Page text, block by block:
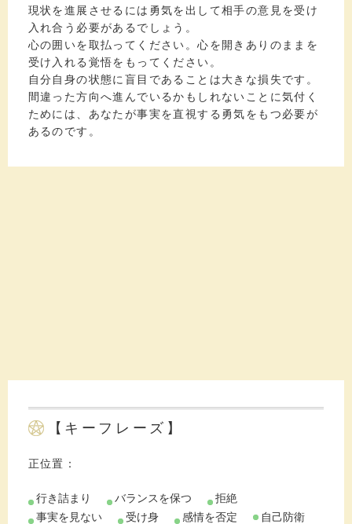
現状を進展させるには勇気を出して相手の意見を受け
入れ合う必要があるでしょう。
心の囲いを取払ってください。心を開きありのままを
受け入れる覚悟をもってください。
自分自身の状態に盲目であることは大きな損失です。
間違った方向へ進んでいるかもしれないことに気付く
ためには、あなたが事実を直視する勇気をもつ必要が
あるのです。
【キーフレーズ】
正位置：
行き詰まり バランスを保つ
拒絶
事実を見ない
受け身 感情を否定 自己防衛